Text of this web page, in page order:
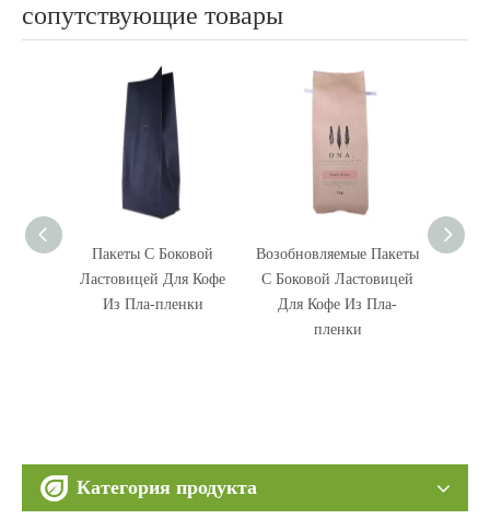
сопутствующие товары
Возобновляемые Пакеты
С Боковой Ластовицей
Для Кофе Из Пла-
Еда С Ziplock
Пластиковыми
Пакетами С Боковой
Ластовицей
Категория продукта